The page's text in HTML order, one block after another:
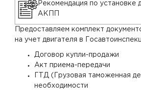
Рекомендация по установке
АКПП
Предоставляем комплект
на учет двигателя в
Договор купли-продажи
Акт приема-передачи
ГТД (Грузовая таможенная
необходимости